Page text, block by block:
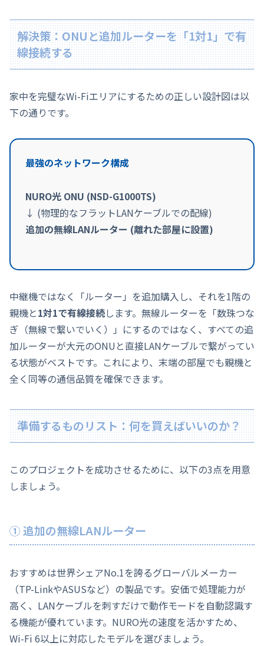
解決策：ONUと追加ルーターを「1対1」で有
線接続する
家中を完璧なWi-Fiエリアにするための正しい設計図は以
下の通りです。
最強のネットワーク構成
NURO光 ONU (NSD-G1000TS)
↓ (物理的なフラットLANケーブルでの配線)
追加の無線LANルーター (離れた部屋に設置)
中継機ではなく「ルーター」を追加購入し、それを1階の
親機と1対1で有線接続します。無線ルーターを「数珠つな
ぎ（無線で繋いでいく）」にするのではなく、すべての追
加ルーターが大元のONUと直接LANケーブルで繋がってい
る状態がベストです。これにより、末端の部屋でも親機と
全く同等の通信品質を確保できます。
準備するものリスト：何を買えばいいのか？
このプロジェクトを成功させるために、以下の3点を用意
しましょう。
① 追加の無線LANルーター
おすすめは世界シェアNo.1を誇るグローバルメーカー
（TP-LinkやASUSなど）の製品です。安価で処理能力が
高く、LANケーブルを刺すだけで動作モードを自動認識す
る機能が優れています。NURO光の速度を活かすため、
Wi-Fi 6以上に対応したモデルを選びましょう。